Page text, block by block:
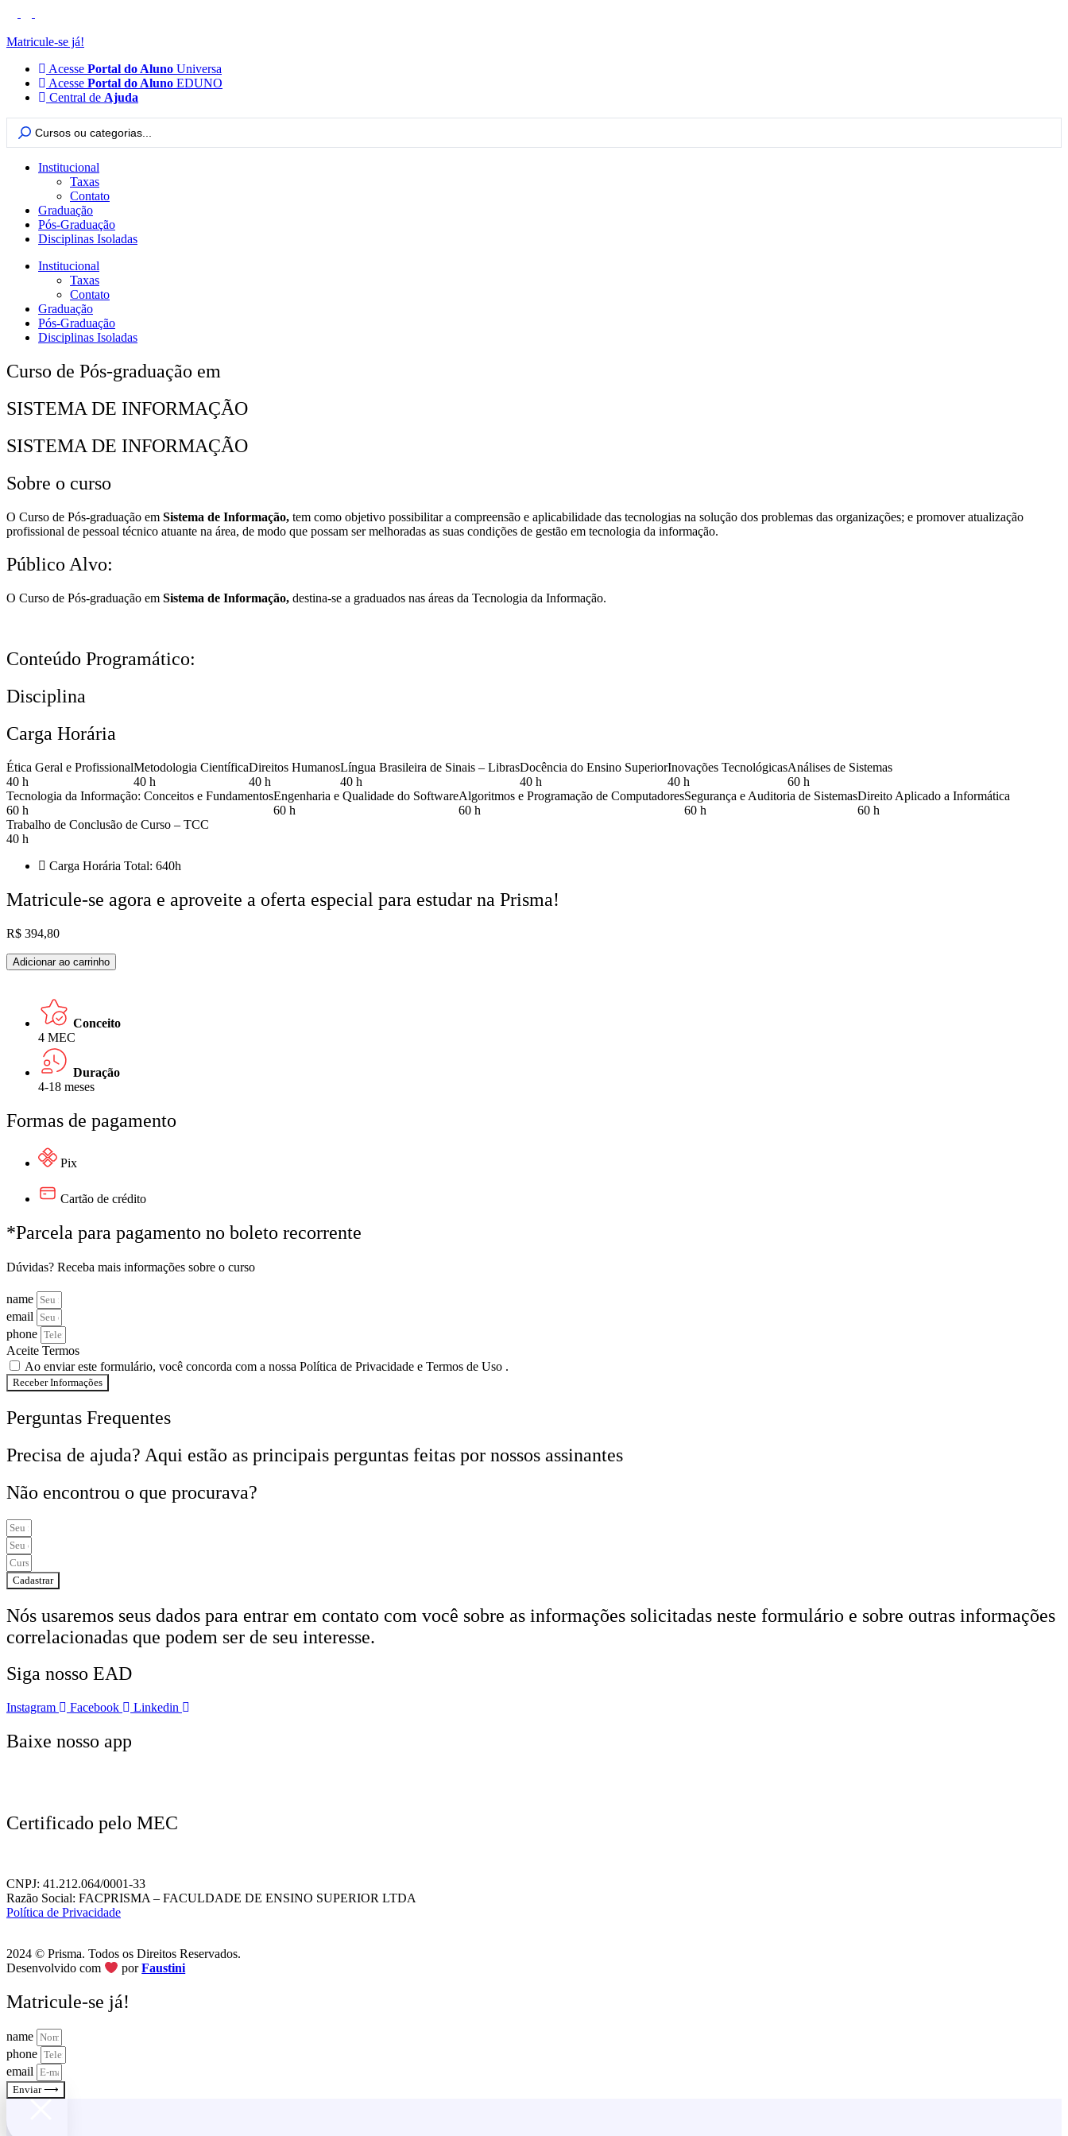
o
Matricule-se já!
Acesse Portal do Aluno Universa
Acesse Portal do Aluno EDUNO
Central de Ajuda
Pesquisar
Institucional
Taxas
Contato
Graduação
Pós-Graduação
Disciplinas Isoladas
Institucional
Taxas
Contato
Graduação
Pós-Graduação
Disciplinas Isoladas
Curso de Pós-graduação em
SISTEMA DE INFORMAÇÃO
SISTEMA DE INFORMAÇÃO
Sobre o curso
O Curso de Pós-graduação em Sistema de Informação, tem como objetivo possibilitar a compreensão e aplicabilidade das tecnologias na solução dos problemas das organizações; e promover atualização
profissional de pessoal técnico atuante na área, de modo que possam ser melhoradas as suas condições de gestão em tecnologia da informação.
Público Alvo:
O Curso de Pós-graduação em Sistema de Informação, destina-se a graduados nas áreas da Tecnologia da Informação.
Conteúdo Programático:
Disciplina
Carga Horária
Ética Geral e Profissional
40 h
Metodologia Científica
40 h
Direitos Humanos
40 h
Língua Brasileira de Sinais – Libras
40 h
Docência do Ensino Superior
40 h
Inovações Tecnológicas
40 h
Análises de Sistemas
60 h
Tecnologia da Informação: Conceitos e Fundamentos
60 h
Engenharia e Qualidade do Software
60 h
Algoritmos e Programação de Computadores
60 h
Segurança e Auditoria de Sistemas
60 h
Direito Aplicado a Informática
60 h
Trabalho de Conclusão de Curso – TCC
40 h
Carga Horária Total: 640h
Matricule-se agora e aproveite a oferta especial para estudar na Prisma!
R$ 394,80
SISTEMA
DE
quantidade
Adicionar ao carrinho
Conceito
4 MEC
Duração
4-18 meses
Formas de pagamento
Pix
Cartão de crédito
*Parcela para pagamento no boleto recorrente
Dúvidas? Receba mais informações sobre o curso
name
email
phone
Aceite Termos
Ao enviar este formulário, você concorda com a nossa Política de Privacidade e Termos de Uso .
Receber Informações
Perguntas Frequentes
Precisa de ajuda? Aqui estão as principais perguntas feitas por nossos assinantes
Não encontrou o que procurava?
Cadastrar
Nós usaremos seus dados para entrar em contato com você sobre as informações solicitadas neste formulário e sobre outras informações
correlacionadas que podem ser de seu interesse.
Siga nosso EAD
Instagram Facebook Linkedin
Baixe nosso app
Certificado pelo MEC
CNPJ: 41.212.064/0001-33
Razão Social: FACPRISMA – FACULDADE DE ENSINO SUPERIOR LTDA
Política de Privacidade
2024 © Prisma. Todos os Direitos Reservados.
Desenvolvido com
porFaustini
Matricule-se já!
name
phone
email
Enviar ⟶